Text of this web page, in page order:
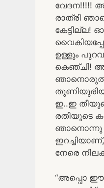
വേദന!!!!!
രാത്രി
കേട്ടില്ല!
ഉള്ളും
കെഞ്ചി!
ഇ..ഇ
രതിയുടെ
ഞാനൊന്നു
നേരെ
“അപ്പൊ ഈ